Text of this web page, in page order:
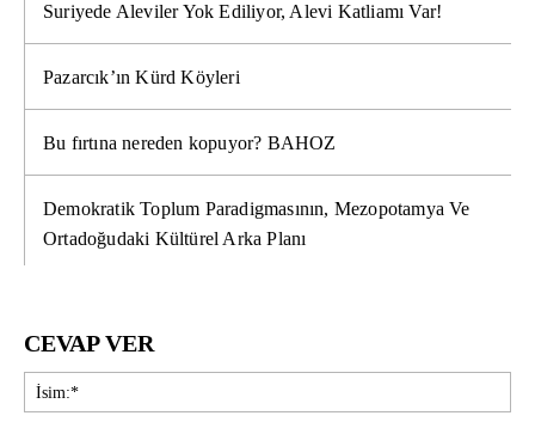
Suriyede Aleviler Yok Ediliyor, Alevi Katliamı Var!
Pazarcık’ın Kürd Köyleri
Bu fırtına nereden kopuyor? BAHOZ
Demokratik Toplum Paradigmasının, Mezopotamya Ve
Ortadoğudaki Kültürel Arka Planı
CEVAP VER